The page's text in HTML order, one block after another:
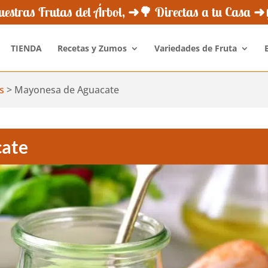
Frutas del Árbol, ➜🌳 Directas a tu Casa
¿Quiénes Somos? Novedades Newsletter
TIENDA Recetas y Zumos Variedades de Fruta
> Mayonesa de Aguacate